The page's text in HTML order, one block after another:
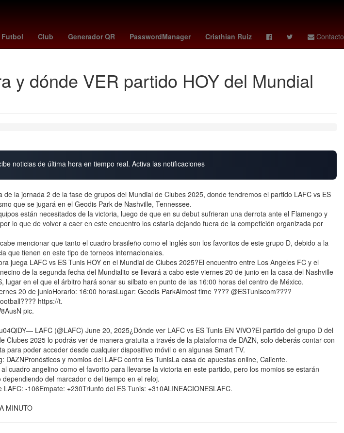
Futbol Club Generador QR PasswordManager Cristhian Ruiz Contacto
Nueva York Perú Dólar estadounidense 2024 Agresión
y dónde VER partido HOY del Mundial
noticias de última hora en tiempo real. Activa las notificaciones
de la jornada 2 de la fase de grupos del Mundial de Clubes 2025, donde tendremos el partido LAFC vs ES
que se jugará en el Geodis Park de Nashville, Tennessee.
están necesitados de la victoria, luego de que en su debut sufrieran una derrota ante el Flamengo y
lo que de volver a caer en este encuentro los estaría dejando fuera de la competición organizada por
mencionar que tanto el cuadro brasileño como el inglés son los favoritos de este grupo D, debido a la
que tienen en este tipo de torneos internacionales.
juega LAFC vs ES Tunis HOY en el Mundial de Clubes 2025?El encuentro entre Los Angeles FC y el
de la segunda fecha del Mundialito se llevará a cabo este viernes 20 de junio en la casa del Nashville
lugar en el que el árbitro hará sonar su silbato en punto de las 16:00 horas del centro de México.
20 de junioHorario: 16:00 horasLugar: Geodis ParkAlmost time ???? @ESTuniscom????
https://t.
pic.
LAFC (@LAFC) June 20, 2025¿Dónde ver LAFC vs ES Tunis EN VIVO?El partido del grupo D del
Clubes 2025 lo podrás ver de manera gratuita a través de la plataforma de DAZN, solo deberás contar con
para poder acceder desde cualquier dispositivo móvil o en algunas Smart TV.
DAZNPronósticos y momios del LAFC contra Es TunisLa casa de apuestas online, Caliente.
cuadro angelino como el favorito para llevarse la victoria en este partido, pero los momios se estarán
dependiendo del marcador o del tiempo en el reloj.
LAFC: -106Empate: +230Triunfo del ES Tunis: +310ALINEACIONESLAFC.
MINUTO